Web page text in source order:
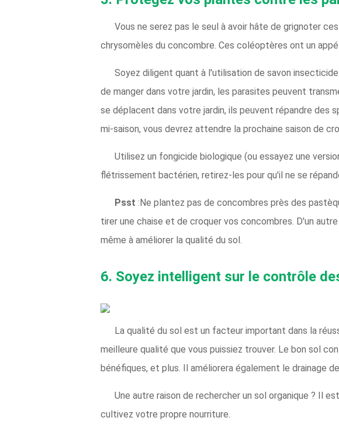
Vous ne serez pas le seul à avoir hâte de grignoter
chrysomèles du concombre. Ces coléoptères ont un
Soyez diligent quant à l'utilisation de savon
de manger dans votre jardin, les parasites peuvent
se déplacent dans votre jardin, ils peuvent répandre des
mi-saison, vous devrez attendre la prochaine saison de
Utilisez un fongicide biologique (ou essayez une
flétrissement bactérien, retirez-les pour qu'il ne se
Psst :Ne plantez pas de concombres près des
tirer une chaise et de croquer vos concombres. D'un
même à améliorer la qualité du sol.
6. Soyez intelligent sur le contrôle
La qualité du sol est un facteur important dans la
meilleure qualité que vous puissiez trouver. Le bon sol
bénéfiques, et plus. Il améliorera également le drainage
Une autre raison de rechercher un sol organique ? Il
cultivez votre propre nourriture.